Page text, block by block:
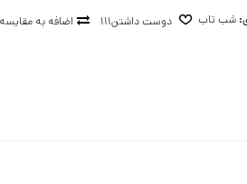
حباب: شيشه
شب تاب دوست داشتن111 اضافه به مقایسه